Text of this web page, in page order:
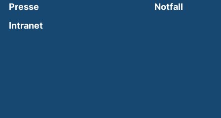
Presse
Intranet(external link, opens in a new window)
Notfall